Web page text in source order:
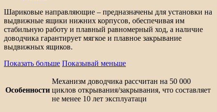
Шариковые направляющие – предназначены для установки на
выдвижные ящики нижних корпусов, обеспечивая им
стабильную работу и плавный равномерный ход, а наличие
доводчика гарантирует мягкое и плавное закрывание
выдвижных ящиков.
Показать больше Показывай меньше
Особенности
Механизм доводчика рассчитан на 50 000
циклов открывания/закрывания, что составляет
не менее 10 лет эксплуатаци